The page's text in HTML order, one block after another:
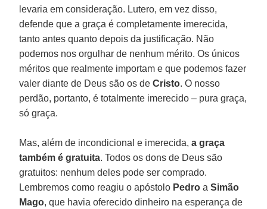
levaria em consideração. Lutero, em vez disso,
defende que a graça é completamente imerecida,
tanto antes quanto depois da justificação. Não
podemos nos orgulhar de nenhum mérito. Os únicos
méritos que realmente importam e que podemos fazer
valer diante de Deus são os deCristo. O nosso
perdão, portanto, é totalmente imerecido – pura graça,
só graça.
Mas, além de incondicional e imerecida,a graça
também é gratuita. Todos os dons de Deus são
gratuitos: nenhum deles pode ser comprado.
Lembremos como reagiu o apóstolo Pedro aSimão
Mago, que havia oferecido dinheiro na esperança de